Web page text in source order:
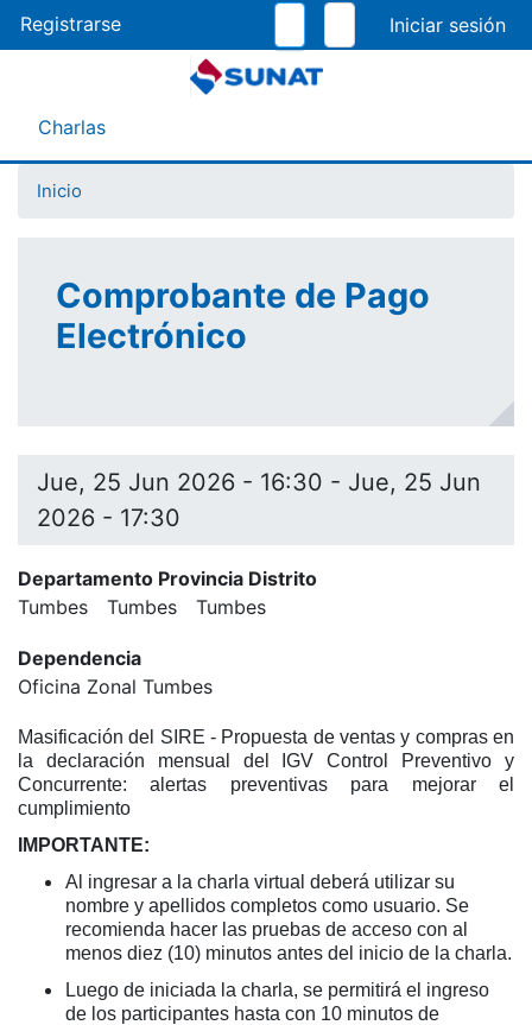
al
contenido
Registrarse
Menú Asistente
Charlas
Inicio
Comprobante de Pago
Electrónico
Jue, 25 Jun 2026 - 16:30 - Jue, 25 Jun
2026 - 17:30
Departamento Provincia Distrito
Tumbes
Tumbes Tumbes
Dependencia
Oficina Zonal Tumbes
Masificación del SIRE - Propuesta de ventas y compras en
la declaración mensual del IGV Control Preventivo y
Concurrente: alertas preventivas para mejorar el
cumplimiento
IMPORTANTE:
Al ingresar a la charla virtual deberá utilizar su
nombre y apellidos completos como usuario. Se
recomienda hacer las pruebas de acceso con al
menos diez (10) minutos antes del inicio de la charla.
Luego de iniciada la charla, se permitirá el ingreso
de los participantes hasta con 10 minutos de